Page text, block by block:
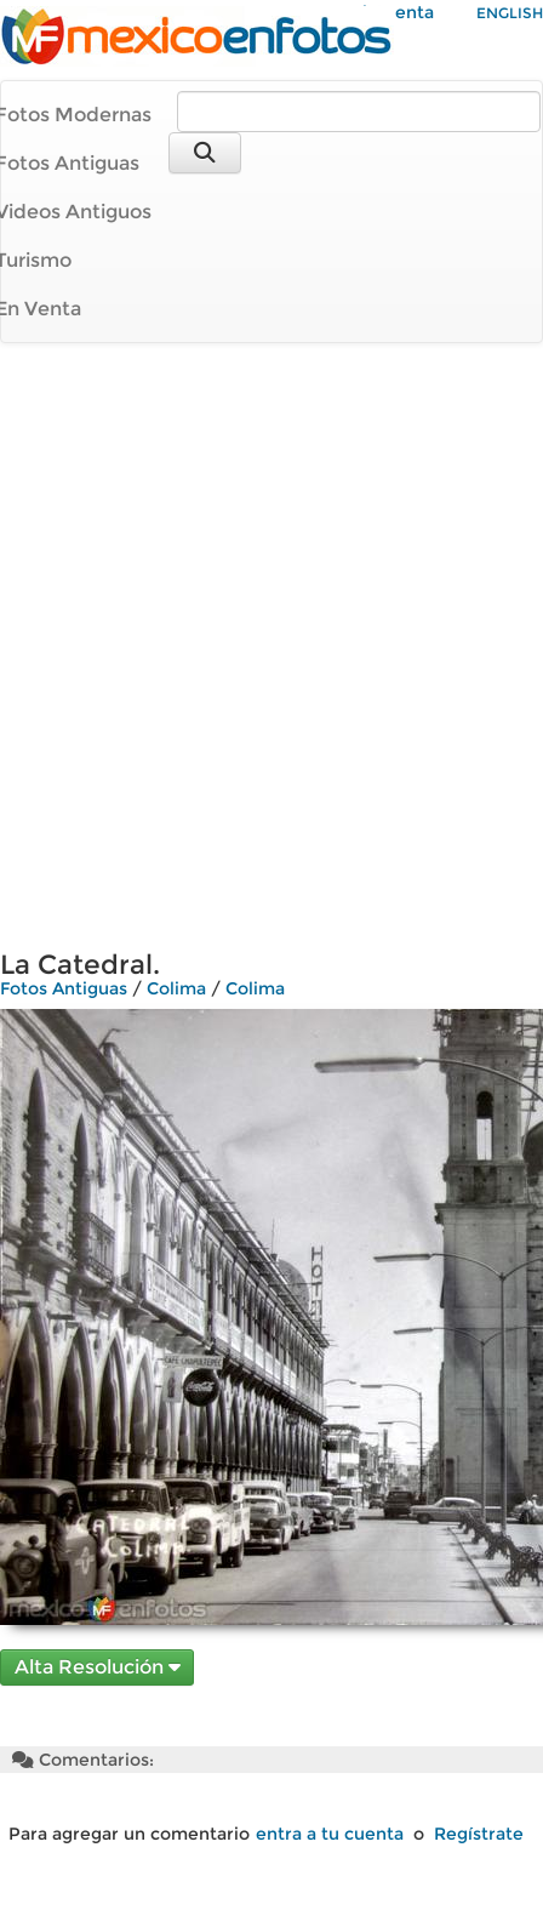
Mi Cuenta ENGLISH
Modernas
Antiguas
Antiguos
Venta
La Catedral.
Fotos Antiguas / Colima / Colima
Alta Resolución
Comentarios:
Para agregar un comentario entra a tu cuenta o Regístrate